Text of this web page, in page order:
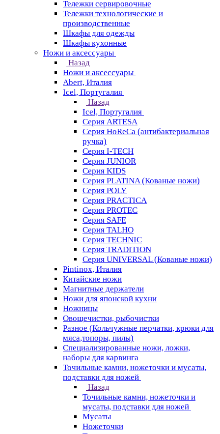
Тележки сервировочные
Тележки технологические и
производственные
Шкафы для одежды
Шкафы кухонные
Ножи и аксессуары
Назад
Ножи и аксессуары
Abert, Италия
Icel, Португалия
Назад
Icel, Португалия
Серия ARTESA
Серия HoReCa (антибактериальная
ручка)
Серия I-TECH
Серия JUNIOR
Серия KIDS
Серия PLATINA (Кованые ножи)
Серия POLY
Серия PRACTICA
Серия PROTEC
Серия SAFE
Серия TALHO
Серия TECHNIC
Серия TRADITION
Серия UNIVERSAL (Кованые ножи)
Pintinox, Италия
Китайские ножи
Магнитные держатели
Ножи для японской кухни
Ножницы
Овощечистки, рыбочистки
Разное (Кольчужные перчатки, крюки для
мяса,топоры, пилы)
Специализированные ножи, ложки,
наборы для карвинга
Точильные камни, ножеточки и мусаты,
подставки для ножей
Назад
Точильные камни, ножеточки и
мусаты, подставки для ножей
Мусаты
Ножеточки